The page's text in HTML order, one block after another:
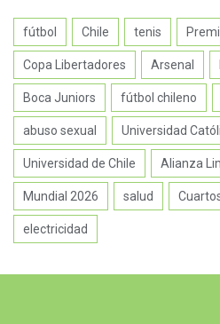
fútbol Chile tenis
Copa Libertadores Arsenal
Boca Juniors fútbol chileno
abuso sexual Universidad
Universidad de Chile Alianza
Mundial 2026 salud
electricidad